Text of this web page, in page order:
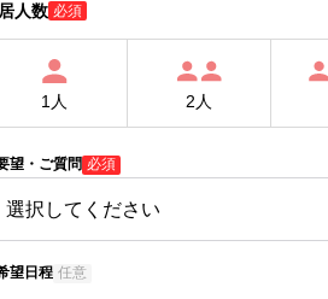
人数 必須
1人 2人
望・ご質問 必須
望日程 任意